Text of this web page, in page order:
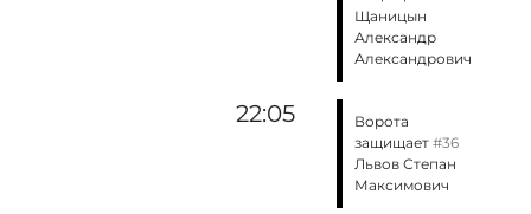
Щаницын
Александр
Александрович
22:05
Ворота
защищает #36
Львов Степан
Максимович